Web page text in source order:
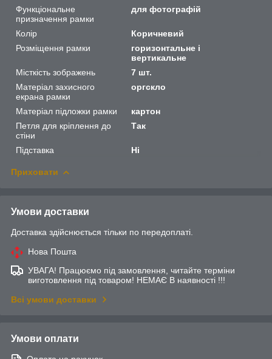
Функціональне
призначення рамки
для фотографій
Колір
Коричневий
Розміщення рамки
горизонтальне і
вертикальне
Місткість зображень
7 шт.
Матеріал захисного
екрана рамки
оргскло
Матеріал підложки рамки
картон
Петля для кріплення до
стіни
Так
Підставка Ні
Приховати
Умови доставки
Доставка здійснюється тільки по передоплаті.
Нова Пошта
УВАГА! Працюємо під замовлення, читайте терміни
виготовлення під товаром! НЕМАЄ В наявності !!!
Всі умови доставки
Умови оплати